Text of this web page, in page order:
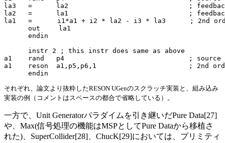
la3   =      la2                              ;
la2   =      la1                              ;
la1   =   　　i1*a1 + i2 * la2 - i3 * la3      ; 2nd
      out   　la1
      endin
      instr 2 ; this instr does same as above
a1    rand   p4                               ; source
a1    reson  a1,p5,p6,1                       ; 2nd
それぞれ、論文より抜粋したRESON UGenのスクラッチ実装と、組み込み
実装の例（コメントはスペースの都合で省略している）。
一方で、Unit Generatorパラダイムを引き継いだPure Data[27]
や、Max(信号処理の機能はMSPとしてPure Dataから移植さ
れた)、SuperCollider[28]、ChucK[29]においては、プリミティ